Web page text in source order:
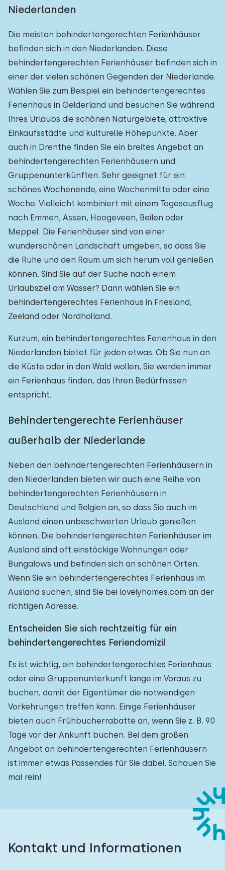
Niederlanden
Die meisten behindertengerechten Ferienhäuser
befinden sich in den Niederlanden. Diese
behindertengerechten Ferienhäuser befinden sich in
einer der vielen schönen Gegenden der Niederlande.
Wählen Sie zum Beispiel ein behindertengerechtes
Ferienhaus in Gelderland und besuchen Sie während
Ihres Urlaubs die schönen Naturgebiete, attraktive
Einkaufsstädte und kulturelle Höhepunkte. Aber
auch in Drenthe finden Sie ein breites Angebot an
behindertengerechten Ferienhäusern und
Gruppenunterkünften. Sehr geeignet für ein
schönes Wochenende, eine Wochenmitte oder eine
Woche. Vielleicht kombiniert mit einem Tagesausflug
nach Emmen, Assen, Hoogeveen, Beilen oder
Meppel. Die Ferienhäuser sind von einer
wunderschönen Landschaft umgeben, so dass Sie
die Ruhe und den Raum um sich herum voll genießen
können. Sind Sie auf der Suche nach einem
Urlaubsziel am Wasser? Dann wählen Sie ein
behindertengerechtes Ferienhaus in Friesland,
Zeeland oder Nordholland.
Kurzum, ein behindertengerechtes Ferienhaus in den
Niederlanden bietet für jeden etwas. Ob Sie nun an
die Küste oder in den Wald wollen, Sie werden immer
ein Ferienhaus finden, das Ihren Bedürfnissen
entspricht.
Behindertengerechte Ferienhäuser
außerhalb der Niederlande
Neben den behindertengerechten Ferienhäusern in
den Niederlanden bieten wir auch eine Reihe von
behindertengerechten Ferienhäusern in
Deutschland und Belgien an, so dass Sie auch im
Ausland einen unbeschwerten Urlaub genießen
können. Die behindertengerechten Ferienhäuser im
Ausland sind oft einstöckige Wohnungen oder
Bungalows und befinden sich an schönen Orten.
Wenn Sie ein behindertengerechtes Ferienhaus im
Ausland suchen, sind Sie bei lovelyhomes.com an der
richtigen Adresse.
Entscheiden Sie sich rechtzeitig für ein
behindertengerechtes Feriendomizil
Es ist wichtig, ein behindertengerechtes Ferienhaus
oder eine Gruppenunterkunft lange im Voraus zu
buchen, damit der Eigentümer die notwendigen
Vorkehrungen treffen kann. Einige Ferienhäuser
bieten auch Frühbucherrabatte an, wenn Sie z. B. 90
Tage vor der Ankunft buchen. Bei dem großen
Angebot an behindertengerechten Ferienhäusern
ist immer etwas Passendes für Sie dabei. Schauen Sie
mal rein!
Kontakt und Informationen